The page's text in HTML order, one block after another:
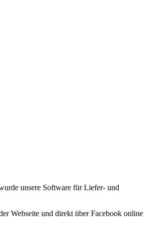
unsere Software für Liefer- und
Webseite und direkt über Facebook online